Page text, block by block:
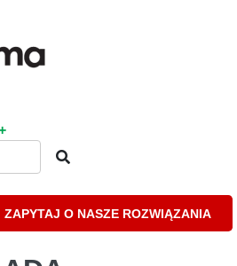
ZAPYTAJ O NASZE ROZWIĄZANIA